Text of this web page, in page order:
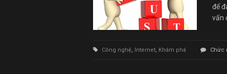
để
vấn
Công nghệ, Internet, Khám phá Chức